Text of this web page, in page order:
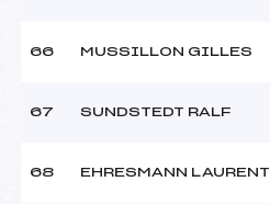
66 MUSSILLON GILLES
67 SUNDSTEDT RALF
68 EHRESMANN LAURENT